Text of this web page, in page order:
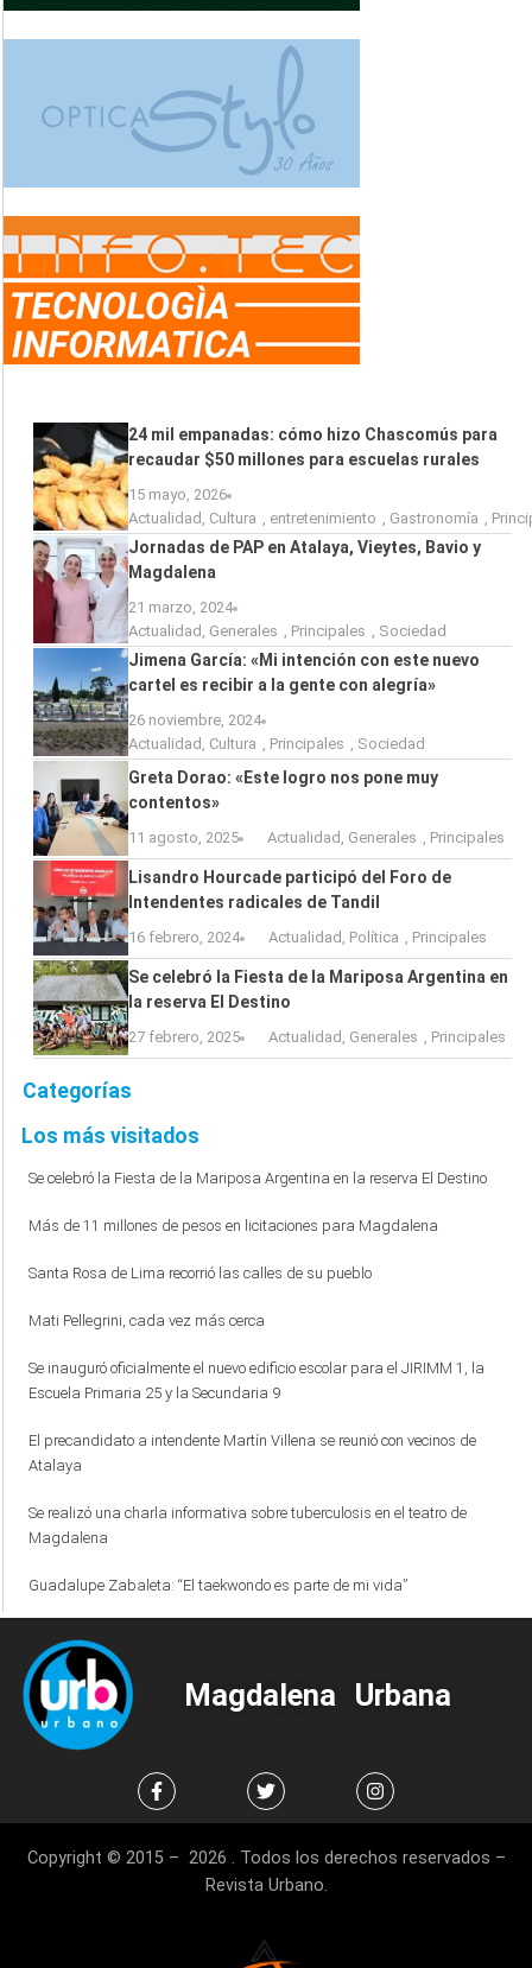
24 mil empanadas: cómo hizo Chascomús para
recaudar $50 millones para escuelas rurales
15 mayo, 2026
Actualidad , Cultura , entretenimiento , Gastronomía ,
Jornadas de PAP en Atalaya, Vieytes, Bavio y
Magdalena
21 marzo, 2024
Actualidad , Generales , Principales , Sociedad
Jimena García: «Mi intención con este nuevo
cartel es recibir a la gente con alegría»
26 noviembre, 2024
Actualidad , Cultura , Principales , Sociedad
Greta Dorao: «Este logro nos pone muy
contentos»
11 agosto, 2025 Actualidad , Generales , Principales
Lisandro Hourcade participó del Foro de
Intendentes radicales de Tandil
16 febrero, 2024 Actualidad , Política , Principales
Se celebró la Fiesta de la Mariposa Argentina en
la reserva El Destino
27 febrero, 2025 Actualidad , Generales , Principales
Categorías
Los más visitados
Se celebró la Fiesta de la Mariposa Argentina en la reserva El Destino
Más de 11 millones de pesos en licitaciones para Magdalena
Santa Rosa de Lima recorrió las calles de su pueblo
Mati Pellegrini, cada vez más cerca
Se inauguró oficialmente el nuevo edificio escolar para el JIRIMM 1, la
Escuela Primaria 25 y la Secundaria 9
El precandidato a intendente Martín Villena se reunió con vecinos de
Atalaya
Se realizó una charla informativa sobre tuberculosis en el teatro de
Magdalena
Guadalupe Zabaleta: “El taekwondo es parte de mi vida”
Magdalena Urbana
Copyright © 2015 – 2026 . Todos los derechos reservados –
Revista Urbano.